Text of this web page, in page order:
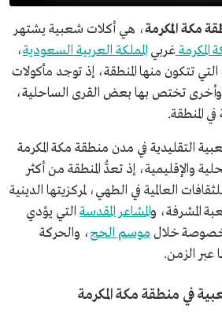
مكة المكرمة، هي أكلات شعبية يشتهر
المكرمةغربي المملكة العربية السعودية،
تتكون منها المنطقة، إذ توجد مأكولات
تختص بها بعض القرى الساحلية،
المنطقة.
التقليدية في مدن منطقة مكة المكرمة
والإقليمية، إذ تعدُّ المنطقة من أكثر
العالمية في الطهي، لمركزيتها الدينية
المشرفة، والمشاعر المقدسة التي يؤدي
خلال موسم الحج، والحركة
عبر الزمن.
في منطقة مكة المكرمة